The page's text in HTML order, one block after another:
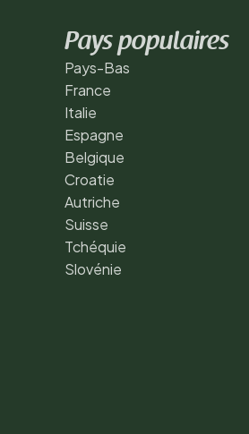
Pays populaires
Pays-Bas
France
Italie
Espagne
Belgique
Croatie
Autriche
Suisse
Tchéquie
Slovénie